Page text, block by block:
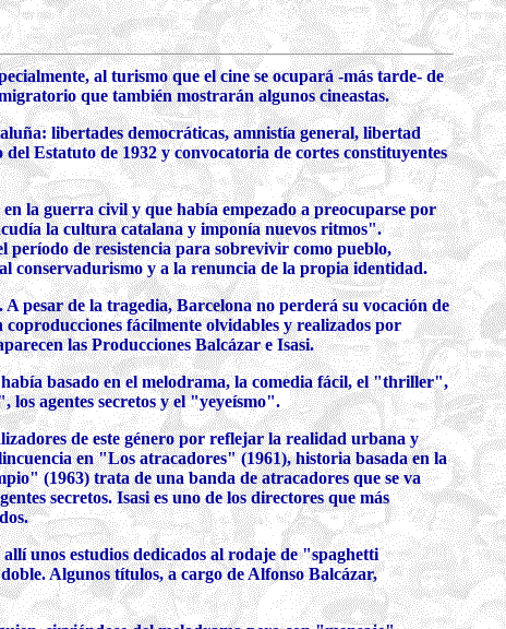
al turismo que el cine se ocupará -más tarde- de
que también mostrarán algunos cineastas.
libertades democráticas, amnistía general, libertad
Estatuto de 1932 y convocatoria de cortes constituyentes
la guerra civil y que había empezado a preocuparse por
la cultura catalana y imponía nuevos ritmos".
período de resistencia para sobrevivir como pueblo,
conservadurismo y a la renuncia de la propia identidad.
pesar de la tragedia, Barcelona no perderá su vocación de
fácilmente olvidables y realizados por
las Producciones Balcázar e Isasi.
basado en el melodrama, la comedia fácil, el "thriller",
agentes secretos y el "yeyeísmo".
de este género por reflejar la realidad urbana y
en "Los atracadores" (1961), historia basada en la
(1963) trata de una banda de atracadores que se va
secretos. Isasi es uno de los directores que más
unos estudios dedicados al rodaje de "spaghetti
Algunos títulos, a cargo de Alfonso Balcázar,